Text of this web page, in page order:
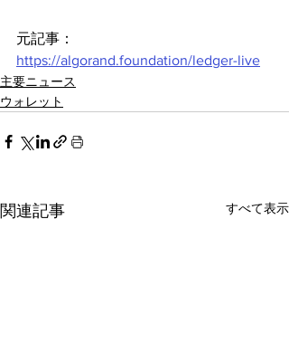
元記事：
https://algorand.foundation/ledger-live
主要ニュース
ウォレット
関連記事 すべて表示